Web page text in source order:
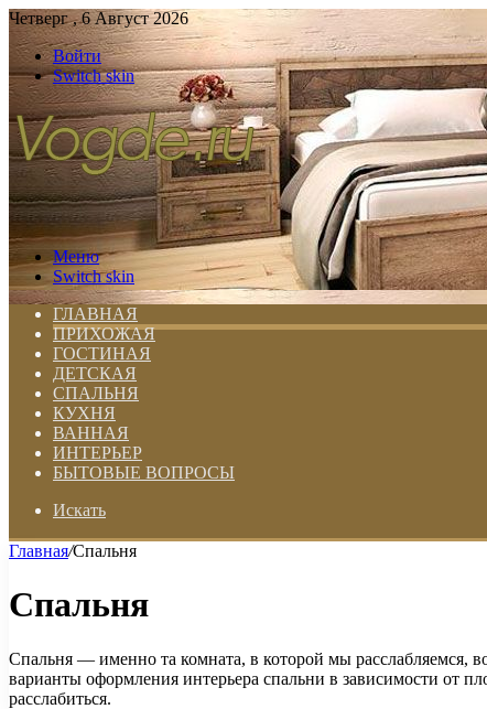
Четверг , 6 Август 2026
Войти
Switch skin
Меню
Switch skin
ГЛАВНАЯ
ПРИХОЖАЯ
ГОСТИНАЯ
ДЕТСКАЯ
СПАЛЬНЯ
КУХНЯ
ВАННАЯ
ИНТЕРЬЕР
БЫТОВЫЕ ВОПРОСЫ
Искать
Главная/Спальня
Спальня
Спальня — именно та комната, в которой мы расслабляемся,
варианты оформления интерьера спальни в зависимости от
расслабиться.